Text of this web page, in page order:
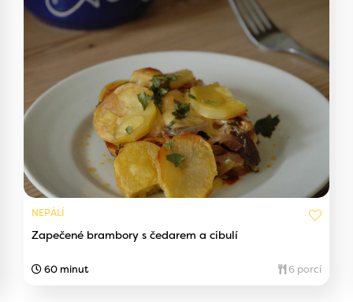
NEPÁLÍ
Zapečené brambory s čedarem a cibulí
60 minut 6 porcí